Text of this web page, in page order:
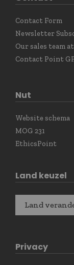
Contact Form
Newsletter
Our sales team
Contact Point
Nut
Website schema
MOG 231
EthicsPoint
Land keuzel
Land
Privacy